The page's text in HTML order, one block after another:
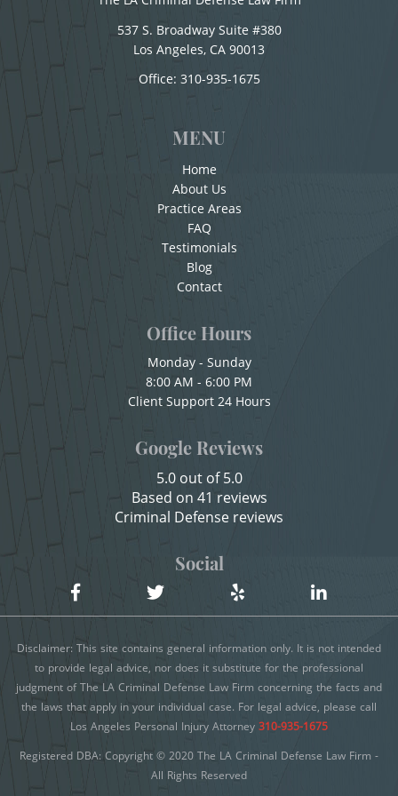
Child Pornography
Lewd Conduct
Loitering To Commit Prostitution
Oral Copulation by Force/Fear
Prostitution & Solicitation
Sexual Battery
Statutory Rape
Theft Crimes
Burglary of a Safe or Vault
Grand Theft
Grand Theft Auto
Petty Theft
Receiving Stolen Property
Conducción Imprudente sin la Presencia del
Conducta Lasciva
Corporal Injury on a Spouse
Copulación Oral Forzada
Cuarta Ofensa De DUI
Child Endangerment
Child Pornography
Credit Card Fraud
Criminal Threats
Damaging Phone, Electrical Or Utility Lines
Servicios Públicos
Delitos Contra la Propiedad
Delitos De Armas
Delitos de Conducción
537 S. Broadway Suite #380
Los Angeles, CA 90013
Office: 310-935-1675
MENU
Home
About Us
Practice Areas
FAQ
Testimonials
Blog
Contact
Office Hours
Monday - Sunday
8:00 AM - 6:00 PM
Client Support 24 Hours
Google Reviews
5.0 out of 5.0
Based on 41 reviews
Criminal Defense reviews
Social
Disclaimer: This site contains general information only. It is not intended
to provide legal advice, nor does it substitute for the professional
judgment of The LA Criminal Defense Law Firm concerning the facts and
the laws that apply in your individual case. For legal advice, please call
Los Angeles Personal Injury Attorney 310-935-1675
Registered DBA: Copyright © 2020 The LA Criminal Defense Law Firm -
All Rights Reserved